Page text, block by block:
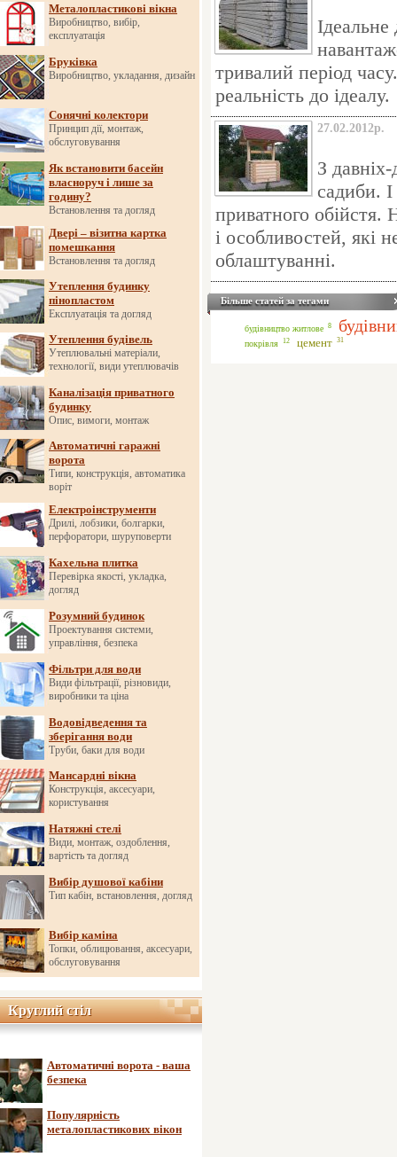
Металопластикові вікна
Виробництво, вибір,
експлуатація
Бруківка
Виробництво, укладання, дизайн
Сонячні колектори
Принцип дії, монтаж,
обслуговування
Як встановити басейн
власноруч і лише за
годину?
Встановлення та догляд
Двері – візитна картка
помешкання
Встановлення та догляд
Утеплення будинку
пінопластом
Експлуатація та догляд
Утеплення будівель
Утеплювальні матеріали,
технології, види утеплювачів
Каналізація приватного
будинку
Опис, вимоги, монтаж
Автоматичні гаражні
ворота
Типи, конструкція, автоматика
воріт
Електроінструменти
Дрилі, лобзики, болгарки,
перфоратори, шуруповерти
Кахельна плитка
Перевірка якості, укладка,
догляд
Розумний будинок
Проектування системи,
управління, безпека
Фільтри для води
Види фільтрації, різновиди,
виробники та ціна
Водовідведення та
зберігання води
Труби, баки для води
Мансардні вікна
Конструкція, аксесуари,
користування
Натяжні стелі
Види, монтаж, оздоблення,
вартість та догляд
Вибір душової кабіни
Тип кабін, встановлення, догляд
Вибір каміна
Топки, облицювання, аксесуари,
обслуговування
Круглий стіл
Круглий стіл
Автоматичні ворота - ваша
безпека
Популярність
металопластикових вікон
тривалий період
реальність до ідеалу.
27.02.2012р.
З
садиби.
приватного обійстя.
і особливостей, які
облаштуванні.
Більше статей за тегами
будівництво житлове 8
покрівля 12 цемент 31